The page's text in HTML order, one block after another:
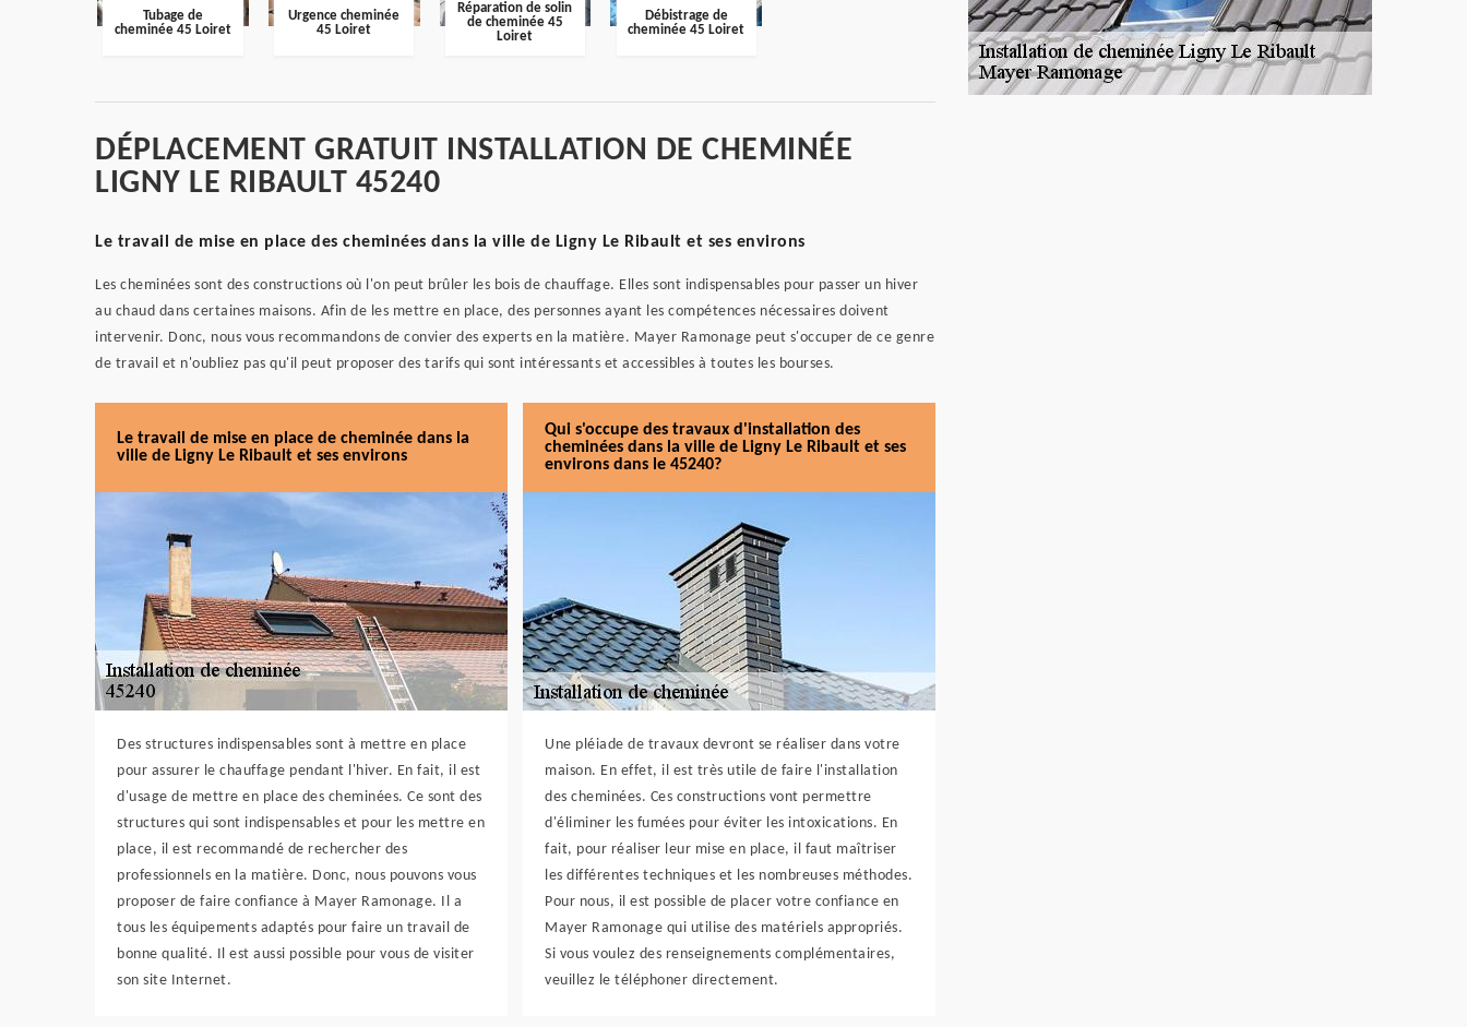
Tubage de
cheminée 45 Loiret
Urgence cheminée
45 Loiret
Réparation de solin
de cheminée 45
Loiret
Débistrage de
cheminée 45 Loiret
DÉPLACEMENT GRATUIT INSTALLATION DE CHEMINÉE
LIGNY LE RIBAULT 45240
Le travail de mise en place des cheminées dans la ville de Ligny Le Ribault et ses environs
Les cheminées sont des constructions où l'on peut brûler les bois de chauffage. Elles sont indispensables pour passer un hiver
au chaud dans certaines maisons. Afin de les mettre en place, des personnes ayant les compétences nécessaires doivent
intervenir. Donc, nous vous recommandons de convier des experts en la matière. Mayer Ramonage peut s'occuper de ce genre
de travail et n'oubliez pas qu'il peut proposer des tarifs qui sont intéressants et accessibles à toutes les bourses.
Le travail de mise en place de cheminée dans la
ville de Ligny Le Ribault et ses environs
Des structures indispensables sont à mettre en place
pour assurer le chauffage pendant l'hiver. En fait, il est
d'usage de mettre en place des cheminées. Ce sont des
structures qui sont indispensables et pour les mettre en
place, il est recommandé de rechercher des
professionnels en la matière. Donc, nous pouvons vous
proposer de faire confiance à Mayer Ramonage. Il a
tous les équipements adaptés pour faire un travail de
bonne qualité. Il est aussi possible pour vous de visiter
son site Internet.
Qui s'occupe des travaux d'installation des
cheminées dans la ville de Ligny Le Ribault et ses
environs dans le 45240?
Une pléiade de travaux devront se réaliser dans votre
maison. En effet, il est très utile de faire l'installation
des cheminées. Ces constructions vont permettre
d'éliminer les fumées pour éviter les intoxications. En
fait, pour réaliser leur mise en place, il faut maîtriser
les différentes techniques et les nombreuses méthodes.
Pour nous, il est possible de placer votre confiance en
Mayer Ramonage qui utilise des matériels appropriés.
Si vous voulez des renseignements complémentaires,
veuillez le téléphoner directement.